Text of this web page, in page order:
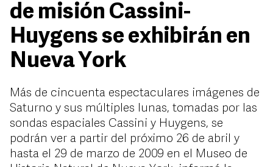
de misión Cassini-
Huygens se exhibirán en
Nueva York
Más de cincuenta espectaculares imágenes de
Saturno y sus múltiples lunas, tomadas por las
sondas espaciales Cassini y Huygens, se
podrán ver a partir del próximo 26 de abril y
hasta el 29 de marzo de 2009 en el Museo de